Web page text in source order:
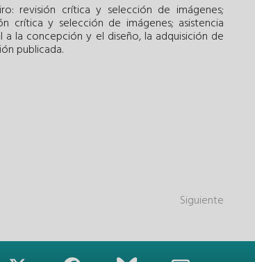
revisión crítica y selección de imágenes;
crítica y selección de imágenes; asistencia
la concepción y el diseño, la adquisición de
publicada.
Siguiente